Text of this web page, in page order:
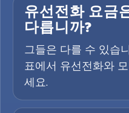
유선전화 요금
다릅니까?
그들은 다를 수 있습
표에서 유선전화와
세요.